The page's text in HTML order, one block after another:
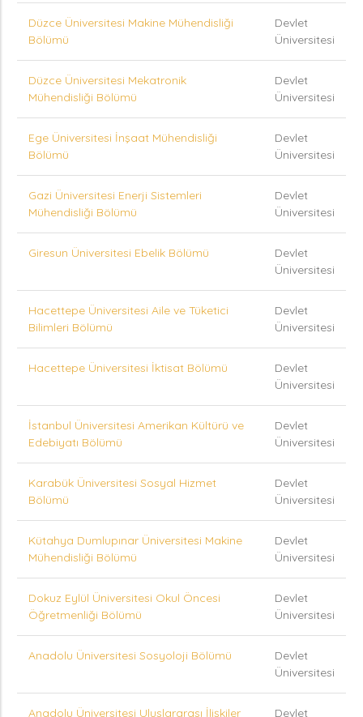
Düzce Üniversitesi Makine Mühendisliği
Bölümü
Devlet
Üniversitesi
Düzce Üniversitesi Mekatronik
Mühendisliği Bölümü
Devlet
Üniversitesi
Ege Üniversitesi İnşaat Mühendisliği
Bölümü
Devlet
Üniversitesi
Gazi Üniversitesi Enerji Sistemleri
Mühendisliği Bölümü
Devlet
Üniversitesi
Giresun Üniversitesi Ebelik Bölümü
Devlet
Üniversitesi
Hacettepe Üniversitesi Aile ve Tüketici
Bilimleri Bölümü
Devlet
Üniversitesi
Hacettepe Üniversitesi İktisat Bölümü
Devlet
Üniversitesi
İstanbul Üniversitesi Amerikan Kültürü ve
Edebiyatı Bölümü
Devlet
Üniversitesi
Karabük Üniversitesi Sosyal Hizmet
Bölümü
Devlet
Üniversitesi
Kütahya Dumlupınar Üniversitesi Makine
Mühendisliği Bölümü
Devlet
Üniversitesi
Dokuz Eylül Üniversitesi Okul Öncesi
Öğretmenliği Bölümü
Devlet
Üniversitesi
Anadolu Üniversitesi Sosyoloji Bölümü
Devlet
Üniversitesi
Anadolu Üniversitesi Uluslararası İlişkiler Devlet